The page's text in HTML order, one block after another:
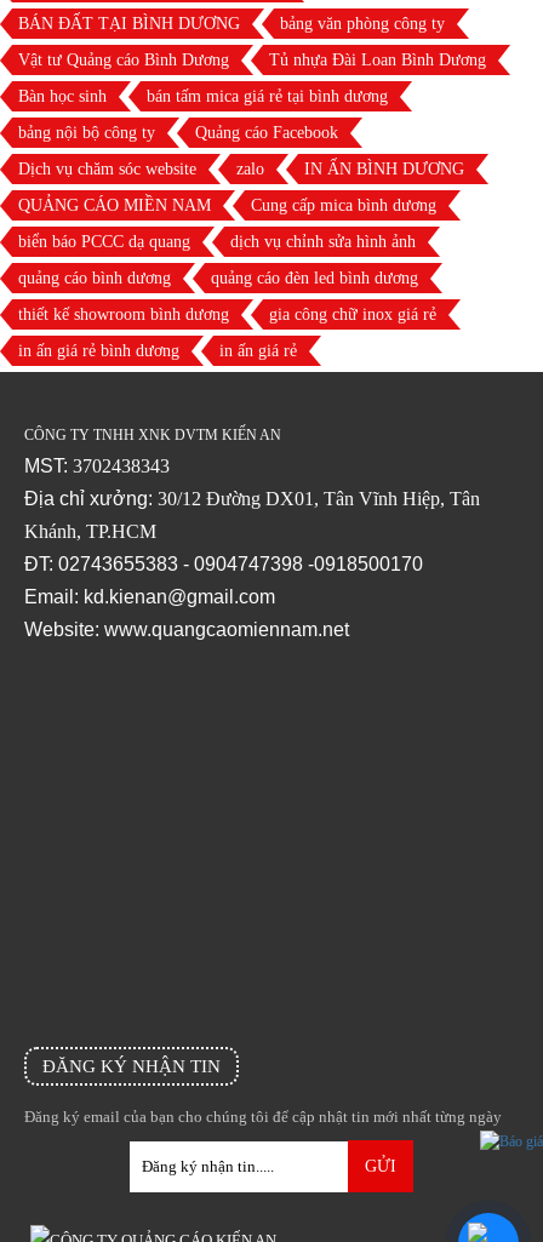
BÁN ĐẤT TẠI BÌNH DƯƠNG
bảng văn phòng công ty
Vật tư Quảng cáo Bình Dương
Tủ nhựa Đài Loan Bình Dương
Bàn học sinh
bán tấm mica giá rẻ tại bình dương
bảng nội bộ công ty
Quảng cáo Facebook
Dịch vụ chăm sóc website
zalo
IN ẤN BÌNH DƯƠNG
QUẢNG CÁO MIỀN NAM
Cung cấp mica bình dương
biển báo PCCC dạ quang
dịch vụ chỉnh sửa hình ảnh
quảng cáo bình dương
quảng cáo đèn led bình dương
thiết kế showroom bình dương
gia công chữ inox giá rẻ
in ấn giá rẻ bình dương
in ấn giá rẻ
CÔNG TY TNHH XNK DVTM KIẾN AN
MST: 3702438343
Địa chỉ xưởng: 30/12 Đường DX01, Tân Vĩnh Hiệp, Tân
Khánh, TP.HCM
ĐT: 02743655383 - 0904747398 -0918500170
Email: kd.kienan@gmail.com
Website: www.quangcaomiennam.net
ĐĂNG KÝ NHẬN TIN
Đăng ký email của bạn cho chúng tôi để cập nhật tin mới nhất từng ngày